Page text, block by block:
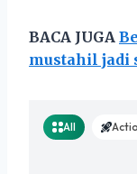
BACA JUGA
mustahil jadi